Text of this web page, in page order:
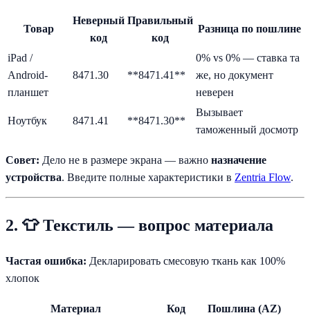
Товар
Неверный
код
Правильный
код
Разница по пошлине
iPad /
Android-
планшет
8471.30 **8471.41**
0% vs 0% — ставка та
же, но документ
неверен
Ноутбук 8471.41 **8471.30**
Вызывает
таможенный досмотр
Совет: Дело не в размере экрана — важно назначение
устройства. Введите полные характеристики в Zentria Flow.
2. 👕 Текстиль — вопрос материала
Частая ошибка: Декларировать смесовую ткань как 100%
хлопок
Материал Код
Пошлина (AZ)